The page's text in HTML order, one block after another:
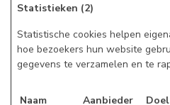
Statistieken (2)
Statistische cookies helpen
hoe bezoekers hun website
gegevens te verzamelen en te
Naam Aanbieder Doel